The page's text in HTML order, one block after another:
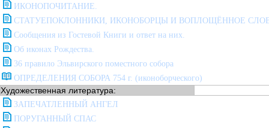
ИКОНОПОЧИТАНИЕ.
СТАТУЕПОКЛОННИКИ, ИКОНОБОРЦЫ И ВОПЛОЩЁННОЕ
Сообщения из Гостевой Книги и ответ на них.
Об иконах Рождества.
36 правило Эльвирского поместного собора
ОПРЕДЕЛЕНИЯ СОБОРА 754 г. (иконоборческого)
Художественная литература:
ЗАПЕЧАТЛЕННЫЙ АНГЕЛ
ПОРУГАННЫЙ СПАС